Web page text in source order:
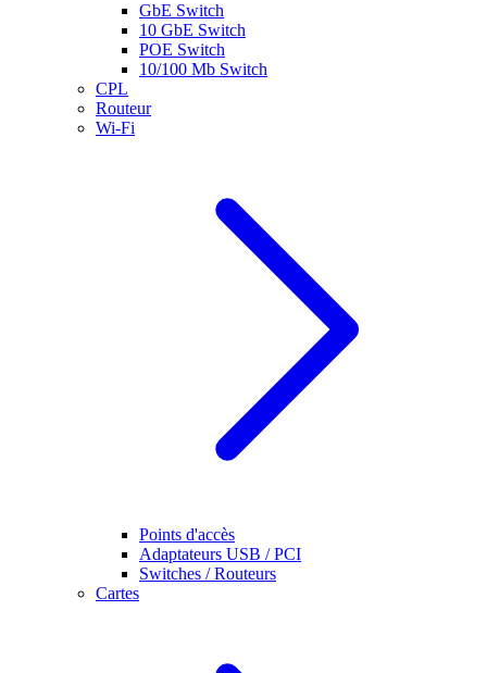
GbE Switch
10 GbE Switch
POE Switch
10/100 Mb Switch
CPL
Routeur
Wi-Fi
Points d'accès
Adaptateurs USB / PCI
Switches / Routeurs
Cartes